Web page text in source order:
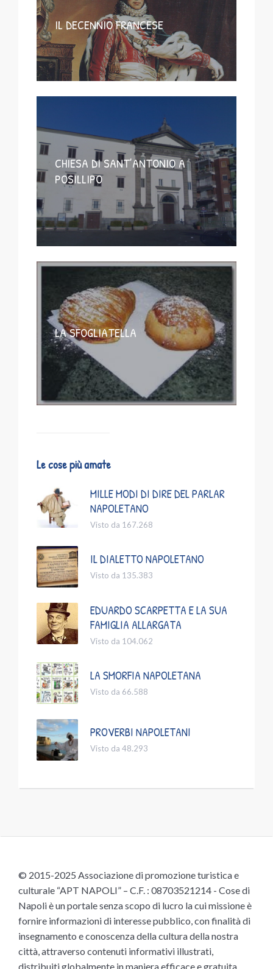
IL DECENNIO FRANCESE
CHIESA DI SANT’ANTONIO A
POSILLIPO
LA SFOGLIATELLA
Le cose più amate
MILLE MODI DI DIRE DEL PARLAR
NAPOLETANO
Visto da 167.268
IL DIALETTO NAPOLETANO
Visto da 135.383
EDUARDO SCARPETTA E LA SUA
FAMIGLIA ALLARGATA
Visto da 104.062
LA SMORFIA NAPOLETANA
Visto da 66.588
PROVERBI NAPOLETANI
Visto da 48.293
© 2015-2025 Associazione di promozione turistica e
culturale “APT NAPOLI” – C.F. : 08703521214 - Cose di
Napoli è un portale senza scopo di lucro la cui missione è
fornire informazioni di interesse pubblico, con finalità di
insegnamento e conoscenza della cultura della nostra
città, attraverso contenuti informativi illustrati,
distribuiti globalmente in maniera efficace e gratuita,